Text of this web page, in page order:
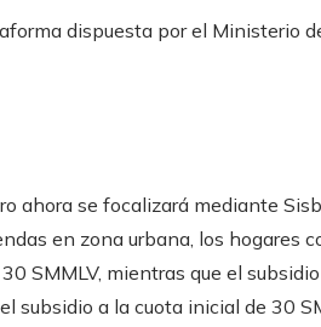
dispuesta por el Ministerio
ahora se focalizará mediante
en zona urbana, los hogares
SMMLV, mientras que el
subsidio a la cuota inicial de 30